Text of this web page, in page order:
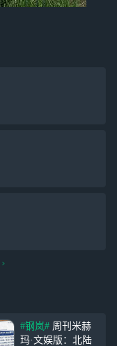
#钢岚#
玛·文娱版：北陆